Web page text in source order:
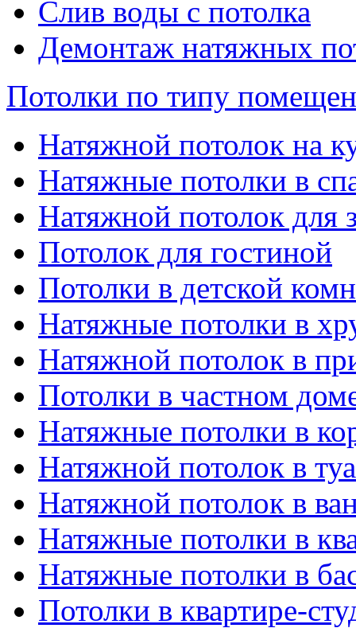
Слив воды с потолка
Демонтаж натяжных
Потолки по типу
Натяжной потолок на
Натяжные потолки в
Натяжной потолок для
Потолок для гостиной
Потолки в детской
Натяжные потолки в
Натяжной потолок в
Потолки в частном
Натяжные потолки в
Натяжной потолок в
Натяжной потолок в
Натяжные потолки в
Натяжные потолки в
Потолки в квартире-